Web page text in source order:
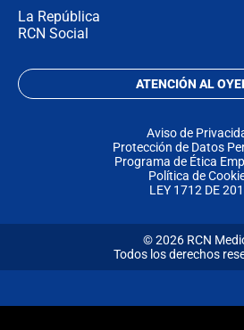
La República
RCN Social
ATENCIÓN AL
Aviso de
Protección de Datos
Programa de Ética
Política de
LEY 1712 DE
© 2026 RCN
Todos los derechos